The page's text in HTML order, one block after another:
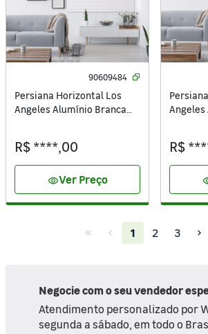
90609484
Persiana Horizontal Los
Angeles Alumínio Branca
R$ ****,00
visibilityVer Preço
Angeles
R$
1(current)
2 3
Negocie com o seu vendedor
Atendimento personalizado por
segunda a sábado, em todo o